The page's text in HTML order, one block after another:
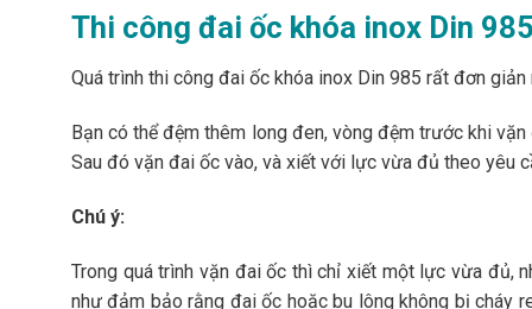
Thi công đai ốc khóa inox Din
Quá trình thi công đai ốc khóa inox Din 985 rất đơn giản
Bạn có thể đệm thêm long đen, vòng đệm trước khi
Sau đó vặn đai ốc vào, và xiết với lực vừa đủ theo yêu
Chú ý:
Trong quá trình vặn đai ốc thì chỉ xiết một lực vừa đủ,
như đảm bảo rằng đai ốc hoặc bu lông không bị cháy